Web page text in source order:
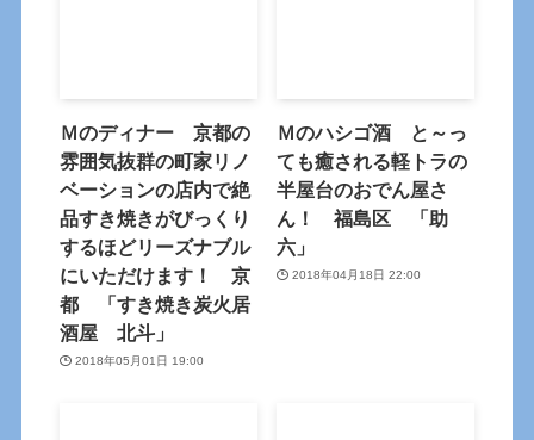
Ｍのディナー 京都の
雰囲気抜群の町家リノ
ベーションの店内で絶
品すき焼きがびっくり
するほどリーズナブル
にいただけます！ 京
都 「すき焼き炭火居
酒屋 北斗」
2018年05月01日 19:00
Ｍのハシゴ酒 と～っ
ても癒される軽トラの
半屋台のおでん屋さ
ん！ 福島区 「助
六」
2018年04月18日 22:00